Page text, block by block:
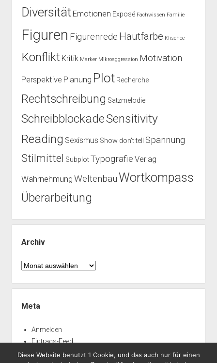
Diversität Emotionen Exposé Fachwissen Familie
Figuren Figurenrede Hautfarbe Klischee
Konflikt Kritik Marker Mikroaggression Motivation
Perspektive Planung Plot Recherche
Rechtschreibung Satzmelodie
SchreibblockadeSensitivity
Reading Sexismus Show don't tell Spannung
Stilmittel Subplot Typografie Verlag
Wahrnehmung WeltenbauWortkompass
Überarbeitung
Archiv
Archiv
Meta
Anmelden
Eintrags-Feed
Kommentar-Feed
Diese Website benutzt 1 Cookie, und das auch nur für einen